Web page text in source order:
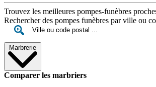
Trouvez les meilleures pompes-funèbres
Rechercher des pompes funèbres par ville ou
Marbrerie
Comparer les marbriers